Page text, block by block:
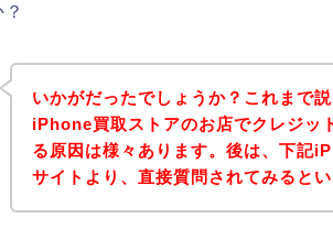
いかがだったでしょうか？これまで説
iPhone買取ストアのお店でクレジッ
る原因は様々あります。後は、下記
サイトより、直接質問されてみるとい